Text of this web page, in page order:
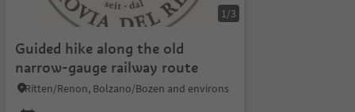
1/3
Guided hike along the old
narrow-gauge railway route
Ritten/Renon, Bolzano/Bozen and environs